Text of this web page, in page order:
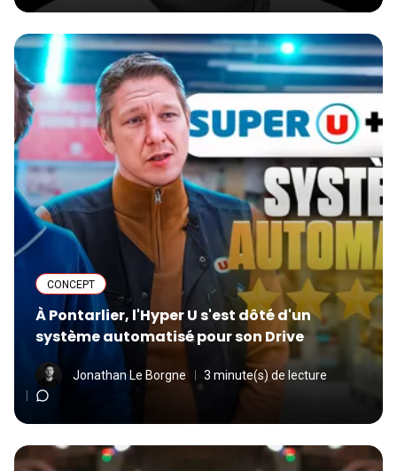
CONCEPT
À Pontarlier, l'Hyper U s'est dôté d'un
système automatisé pour son Drive
Jonathan Le Borgne 3 minute(s) de lecture